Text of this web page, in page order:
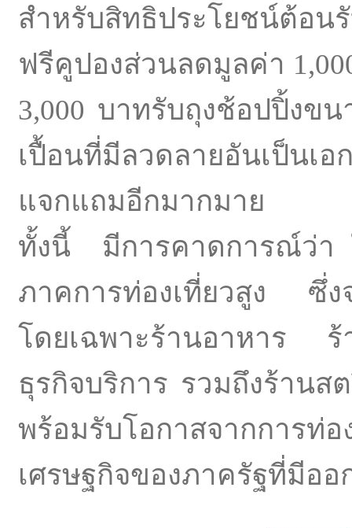
สำหรับสิทธิประโยชน์ต้อน
ฟรีคูปองส่วนลดมูลค่า
3,000 บาทรับถุงช้อปปิ้งข
เปื้อนที่มีลวดลายอันเป็น
แจกแถมอีกมากมาย
ทั้งนี้ มีการคาดการณ์ว่า
ภาคการท่องเที่ยวสูง ซึ่ง
โดยเฉพาะร้านอาหาร ร้
ธุรกิจบริการ รวมถึงร้าน
พร้อมรับโอกาสจากการท่
เศรษฐกิจของภาครัฐที่มีออ